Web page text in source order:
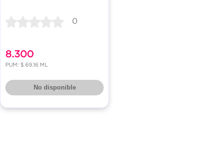
0
8.300
PUM: $ 69.16 ML
No disponible